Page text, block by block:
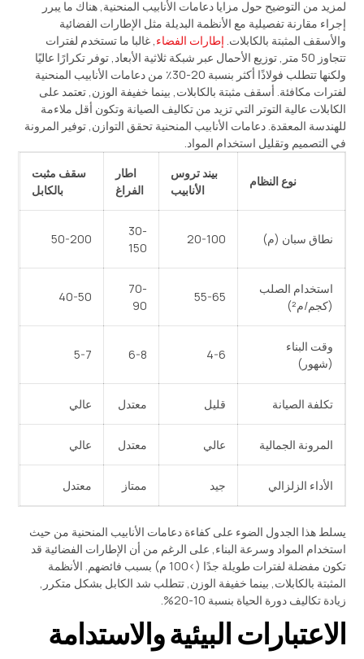
لمزيد من التوضيح حول مزايا دعامات الأنابيب المنحنية, هناك ما يبرر
إجراء مقارنة تفصيلية مع الأنظمة البديلة مثل الإطارات الفضائية
والأسقف المثبتة بالكابلات. إطارات الفضاء, غالبا ما تستخدم لفترات
تتجاوز 50 متر, توزيع الأحمال عبر شبكة ثلاثية الأبعاد, توفر تكرارًا عاليًا
ولكنها تتطلب فولاذًا أكثر بنسبة 20-30٪ من دعامات الأنابيب المنحنية
لفترات مكافئة. أسقف مثبتة بالكابلات, بينما خفيفة الوزن, تعتمد على
الكابلات عالية التوتر التي تزيد من تكاليف الصيانة وتكون أقل ملاءمة
للهندسة المعقدة. دعامات الأنابيب المنحنية تحقق التوازن, توفير المرونة
في التصميم وتقليل استخدام المواد.
نوع النظام
بيند تروس
الأنابيب
اطار
الفراغ
سقف مثبت
بالكابل
نطاق سبان (م) 20-100
30-
150
50-200
استخدام الصلب
(كجم/م²)
55-65
70-
90
40-50
وقت البناء
(شهور)
4-6
6-8
5-7
تكلفة الصيانة قليل معتدل عالي
المرونة الجمالية عالي معتدل عالي
الأداء الزلزالي جيد ممتاز معتدل
يسلط هذا الجدول الضوء على كفاءة دعامات الأنابيب المنحنية من حيث
استخدام المواد وسرعة البناء, على الرغم من أن الإطارات الفضائية قد
تكون مفضلة لفترات طويلة جدًا (>100 م) بسبب فائضهم. الأنظمة
المثبتة بالكابلات, بينما خفيفة الوزن, تتطلب شد الكابل بشكل متكرر,
زيادة تكاليف دورة الحياة بنسبة 10-20%.
الاعتبارات البيئية والاستدامة